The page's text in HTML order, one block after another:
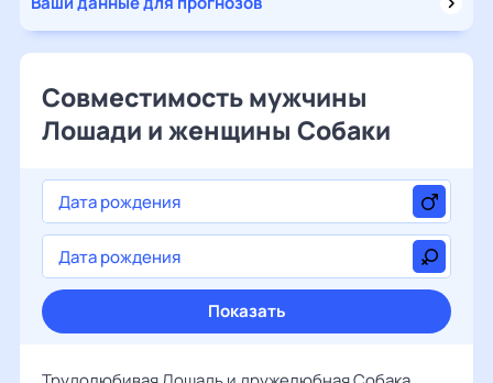
Совместимость мужчины
Лошади и женщины Собаки
Показать